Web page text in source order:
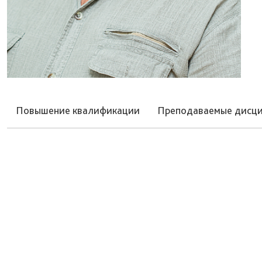
Повышение квалификации Преподаваемые